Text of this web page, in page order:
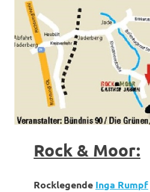
Rock & Moor:
Rocklegende Inga Rumpf